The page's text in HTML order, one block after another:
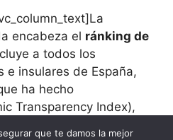
encabeza el ránking de
a todos los
e insulares de España,
ha hecho
Transparency Index),
que te damos la mejor